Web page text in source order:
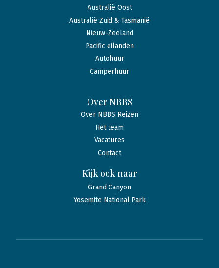
Australië Oost
Australië Zuid & Tasmanië
Nieuw-Zeeland
Pacific eilanden
Autohuur
Camperhuur
Over NBBS
Over NBBS Reizen
Het team
Vacatures
Contact
Kijk ook naar
Grand Canyon
Yosemite National Park